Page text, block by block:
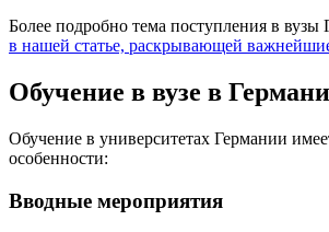
Более подробно тема поступления в вузы
в нашей статье, раскрывающей
Обучение в вузе в
Обучение в университетах Германии
особенности:
Вводные мероприятия